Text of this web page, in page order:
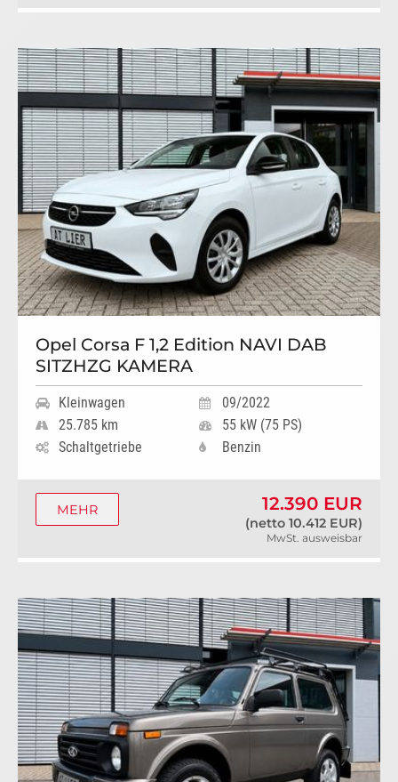
Opel Corsa F 1,2 Edition NAVI DAB
SITZHZG KAMERA
Kleinwagen
09/2022
25.785 km
55 kW (75 PS)
Schaltgetriebe
Benzin
12.390 EUR
(netto 10.412 EUR)
MwSt. ausweisbar
MEHR